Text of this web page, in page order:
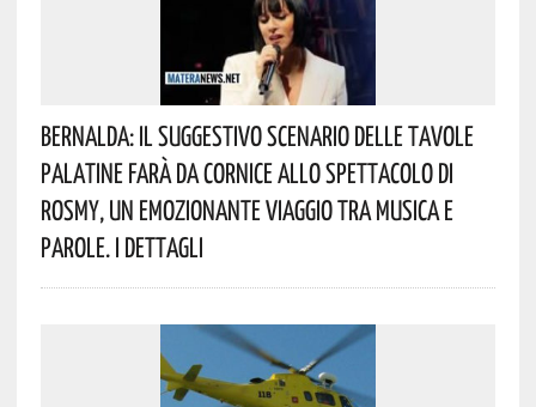
Bernalda: Il Suggestivo Scenario Delle Tavole
Palatine Farà Da Cornice Allo Spettacolo Di
Rosmy, Un Emozionante Viaggio Tra Musica E
Parole. I Dettagli